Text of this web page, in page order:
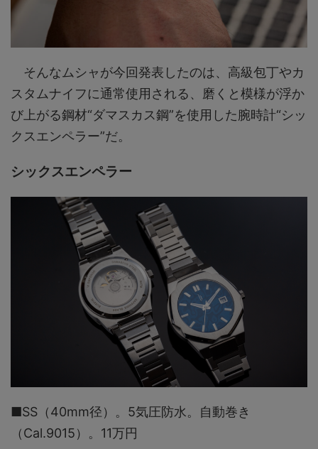
そんなムシャが今回発表したのは、高級包丁やカ
スタムナイフに通常使用される、磨くと模様が浮か
び上がる鋼材“ダマスカス鋼”を使用した腕時計“シッ
クスエンペラー”だ。
シックスエンペラー
■SS（40mm径）。5気圧防水。自動巻き
（Cal.9015）。11万円